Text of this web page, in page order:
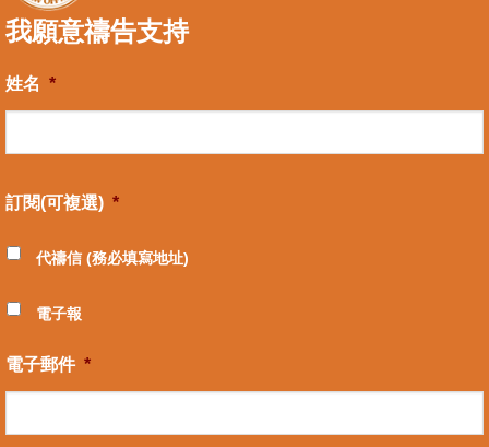
我願意禱告支持
姓名 *
訂閱(可複選) *
代禱信 (務必填寫地址)
電子報
電子郵件 *